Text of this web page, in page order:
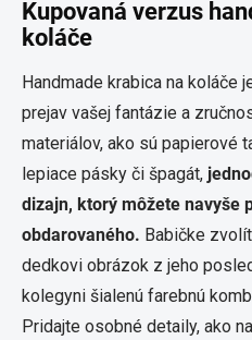
Kupovaná verzus
koláče
Handmade krabica na koláče
prejav vašej fantázie a
materiálov, ako sú papierové
lepiace pásky či špagát,
dizajn, ktorý môžete navyše
obdarovaného. Babičke
dedkovi obrázok z jeho
kolegyni šialenú farebnú
Pridajte osobné detaily, ako